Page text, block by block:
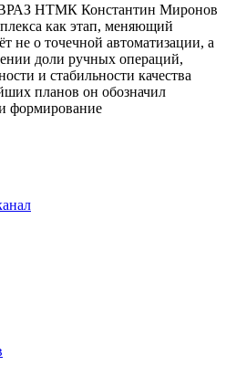
НТМК Константин Миронов
как этап, меняющий
не о точечной автоматизации, а
доли ручных операций,
и стабильности качества
планов он обозначил
формирование